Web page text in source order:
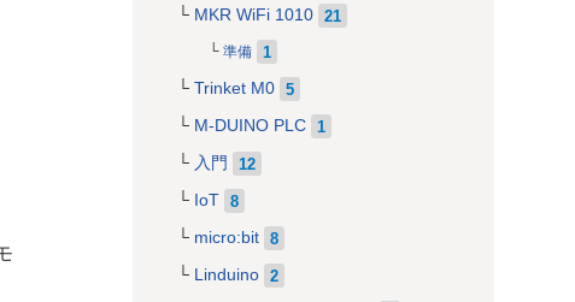
MKR WiFi 1010 21
準備 1
Trinket M0 5
M-DUINO PLC 1
入門 12
IoT 8
micro:bit 8
Linduino 2